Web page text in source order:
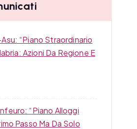
“Piano Straordinario
Azioni Da Regione E
“Piano Alloggi
Passo Ma Da Solo